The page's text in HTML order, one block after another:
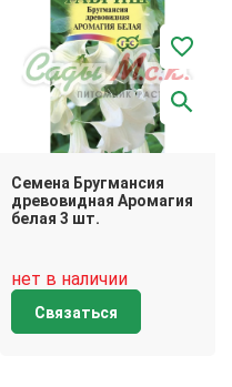
Семена Бругмансия
древовидная Аромагия
белая 3 шт.
нет в наличии
Связаться